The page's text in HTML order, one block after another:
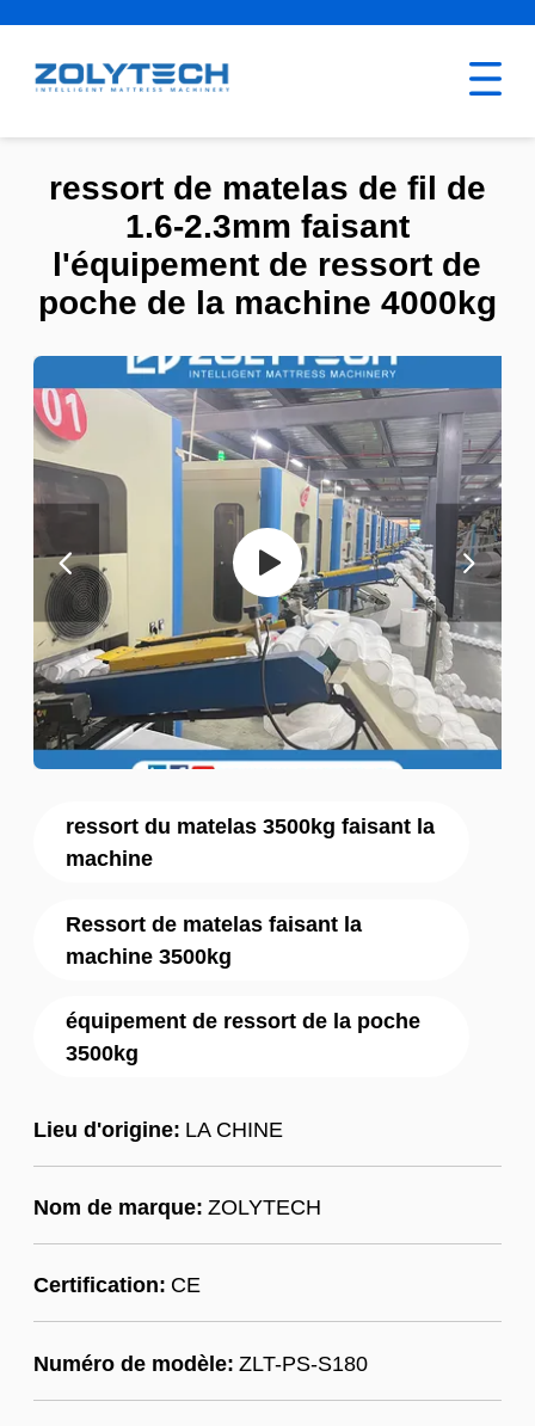
ressort du matelas 3500kg faisant la
machine
Ressort de matelas faisant la
machine 3500kg
équipement de ressort de la poche
3500kg
Lieu d'origine: LA CHINE
Nom de marque: ZOLYTECH
Certification: CE
Numéro de modèle: ZLT-PS-S180
ressort de matelas de fil de
1.6-2.3mm faisant
l'équipement de ressort de
poche de la machine 4000kg